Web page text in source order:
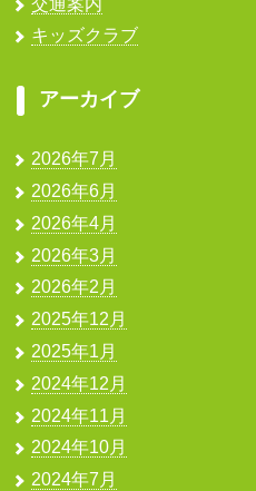
キッズクラブ
アーカイブ
2026年7月
2026年6月
2026年4月
2026年3月
2026年2月
2025年12月
2025年1月
2024年12月
2024年11月
2024年10月
2024年7月